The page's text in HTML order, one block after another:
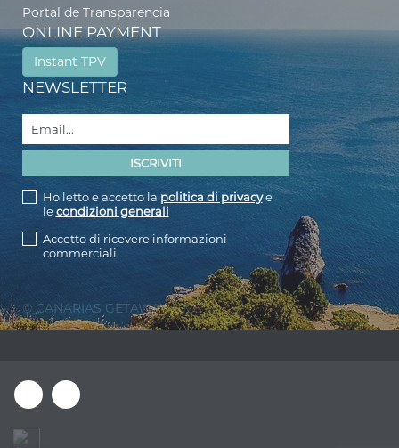
Portal de Transparencia
ONLINE PAYMENT
Instant TPV
NEWSLETTER
Ho letto e accetto la politica di privacye
lecondizioni generali
Accetto di ricevere informazioni
commerciali
© CANARIAS GETAWAY 2026